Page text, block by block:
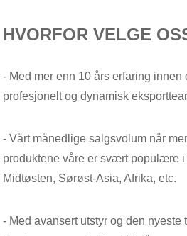
HVORFOR VELGE
- Med mer enn 10 års erfaring innen
profesjonelt og dynamisk
- Vårt månedlige salgsvolum når
produktene våre er svært populære i
Midtøsten, Sørøst-Asia, Afrika, etc.
- Med avansert utstyr og den